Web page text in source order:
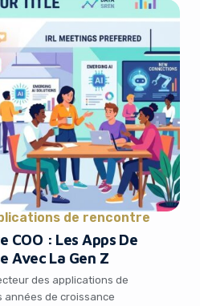
de rencontre
COO : Les Apps De
Avec La Gen Z
des applications de
années de croissance